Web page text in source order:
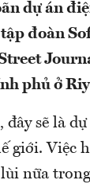
dự án
đoàn
phủ ở
sẽ là
giới. Việc
nữa